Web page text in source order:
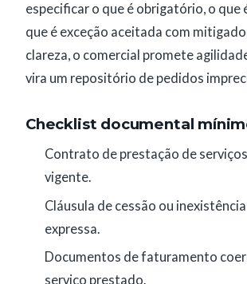
especificar o que é obrigatório, o que
que é exceção aceitada com
clareza, o comercial promete
vira um repositório de pedidos
Checklist documental
Contrato de prestação de
vigente.
Cláusula de cessão ou
expressa.
Documentos de faturamento
serviço prestado.